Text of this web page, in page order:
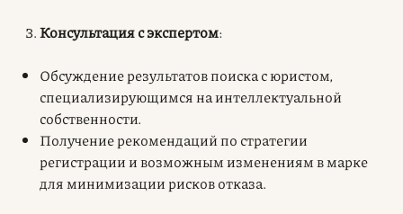
Консультация с экспертом:
Обсуждение результатов поиска с юристом,
специализирующимся на интеллектуальной
собственности.
Получение рекомендаций по стратегии
регистрации и возможным изменениям в марке
для минимизации рисков отказа.